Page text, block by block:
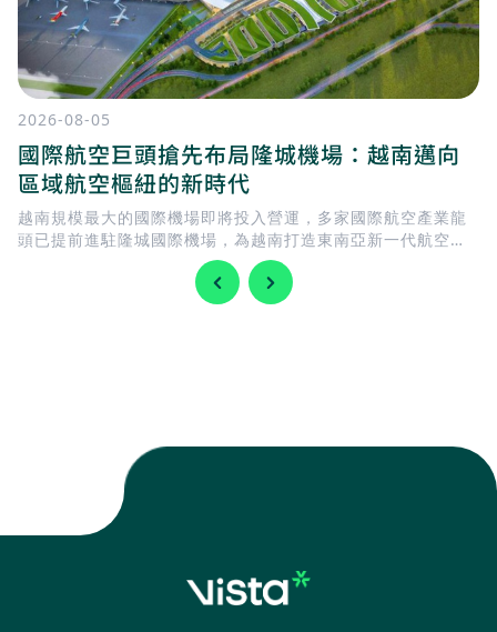
2026-08-05
國際航空巨頭搶先布局隆城機場：越南邁向
區域航空樞紐的新時代
越南規模最大的國際機場即將投入營運，多家國際航空產業龍
頭已提前進駐隆城國際機場，為越南打造東南亞新一代航空樞